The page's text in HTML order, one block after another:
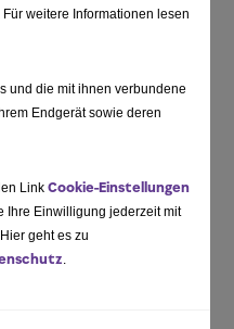
Edge
weitere Informationen lesen
und die mit ihnen verbundene
Endgerät sowie deren
Link Cookie-Einstellungen
Ihre Einwilligung jederzeit mit
geht es zu
.